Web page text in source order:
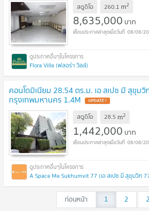
สตูดิโอ 260.1 m2
8,635,000 บาท
08/08/
Flora Ville (ฟลอร่า วิลล์)
คอนโดมิเนียม 28.54 ตร.ม. เอ สเปซ มี สุขุม
กรุงเทพมหานคร 1.4M UPDATE !
สตูดิโอ 28.5 m2
1,442,000 บาท
08/08/
A Space Me Sukhumvit 77 (เอ สเปซ มี สุขุมวิท
ก่อนหน้า 1 2 ...